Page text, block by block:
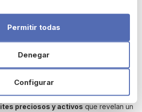
actuar durante 10 minutos. Después del
vierta una pequeña cantidad de
de pigmentos botánicos
preciosos y activos que revelan un
Configurar
Denegar
Permitir todas